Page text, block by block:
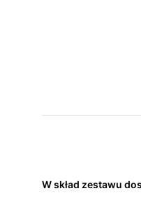
W skład zestawu